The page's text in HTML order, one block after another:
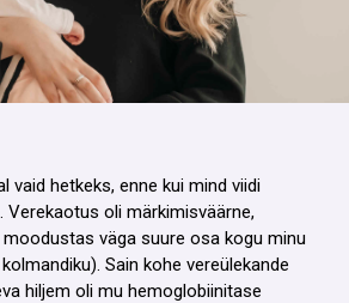
vaid hetkeks, enne kui mind viidi
Verekaotus oli märkimisväärne,
väga suure osa kogu minu
Sain kohe vereülekande
hiljem oli mu hemoglobiinitase